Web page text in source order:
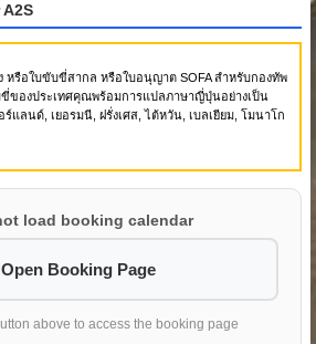
A2S
รือใบขับขี่สากล หรือใบอนุญาต SOFA สำหรับกองทัพ
ของประเทศคุณพร้อมการแปลภาษาญี่ปุ่นอย่างเป็น
แลนด์, เยอรมนี, ฝรั่งเศส, ไต้หวัน, เบลเยียม, โมนาโก
load booking calendar
Open Booking Page
above to access the booking page